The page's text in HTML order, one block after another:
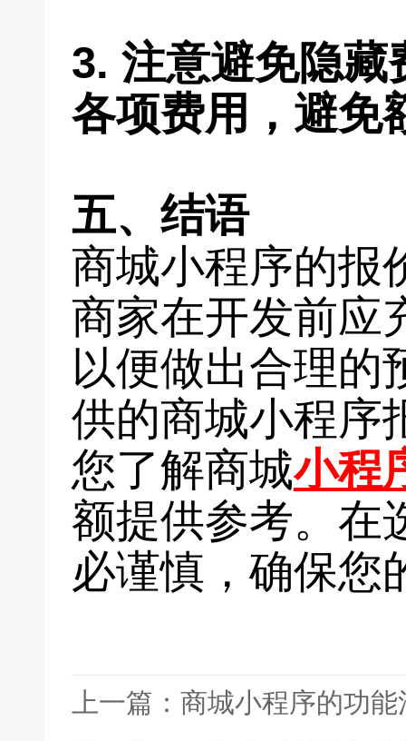
3. 注意避免隐藏
各项费用，避免
五、结语
商城小程序的报
商家在开发前应
以便做出合理的
供的商城小程序
您了解商城小程
额提供参考。在
必谨慎，确保您
上一篇：商城小程序的功